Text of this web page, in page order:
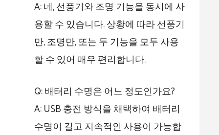
A: 네, 선풍기와 조명 기능을 동시에 사
용할 수 있습니다. 상황에 따라 선풍기
만, 조명만, 또는 두 기능을 모두 사용
할 수 있어 매우 편리합니다.
Q: 배터리 수명은 어느 정도인가요?
A: USB 충전 방식을 채택하여 배터리
수명이 길고 지속적인 사용이 가능합